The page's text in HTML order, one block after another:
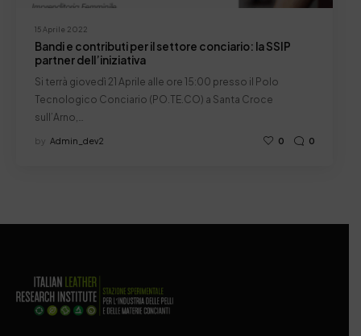
15 Aprile 2022
Bandi e contributi per il settore conciario: la SSIP
partner dell’iniziativa
Si terrà giovedì 21 Aprile alle ore 15:00 presso il Polo
Tecnologico Conciario (PO.TE.CO) a Santa Croce
sull’Arno,…
by Admin_dev2 0 0